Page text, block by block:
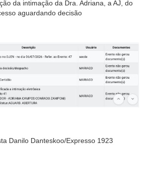
da intimação da Dra. Adriana, a AJ, do
aguardando decisão
Danilo Danteskoo/Expresso 1923